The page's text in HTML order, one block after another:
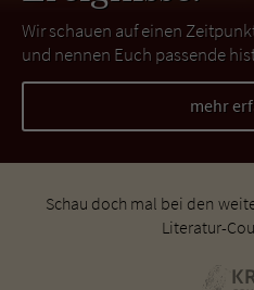
Wir schauen auf einen
und nennen Euch passende
mehr
Schau doch mal bei den
Literatur-